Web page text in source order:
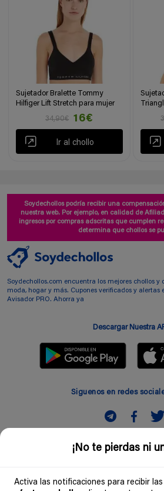
¡No te pierdas ni
Activa las notificaciones para recibir
Sujetador Bralette Tommy
Hilfiger Lift Stretch para mujer
34,90€
16€
Ir al chollo
Soydechollos podría recibir una
nuestra web. Por ejemplo, en calidad de
ingresos por compras adscritas que cumplen
determina que chollos se
Soydechollos.com encuentra los mejores chollos y
moda, hogar y más. Cupones verificados y alertas
Avisador PRO. Ahorra ya
Descargar Nuestra
Siguenos en redes